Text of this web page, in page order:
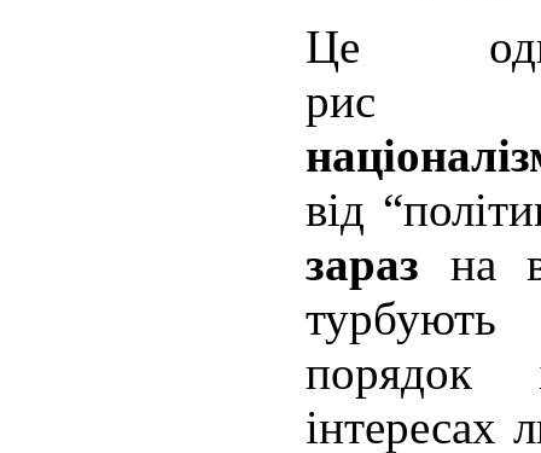
Це
від
зараз на
турбують
порядок
інтересах